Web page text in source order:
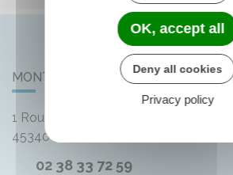
MONTLIARD
1 Route de Bellegarde
45340
02 38 33 72 59
OK, accept all
Deny all cookies
Privacy policy